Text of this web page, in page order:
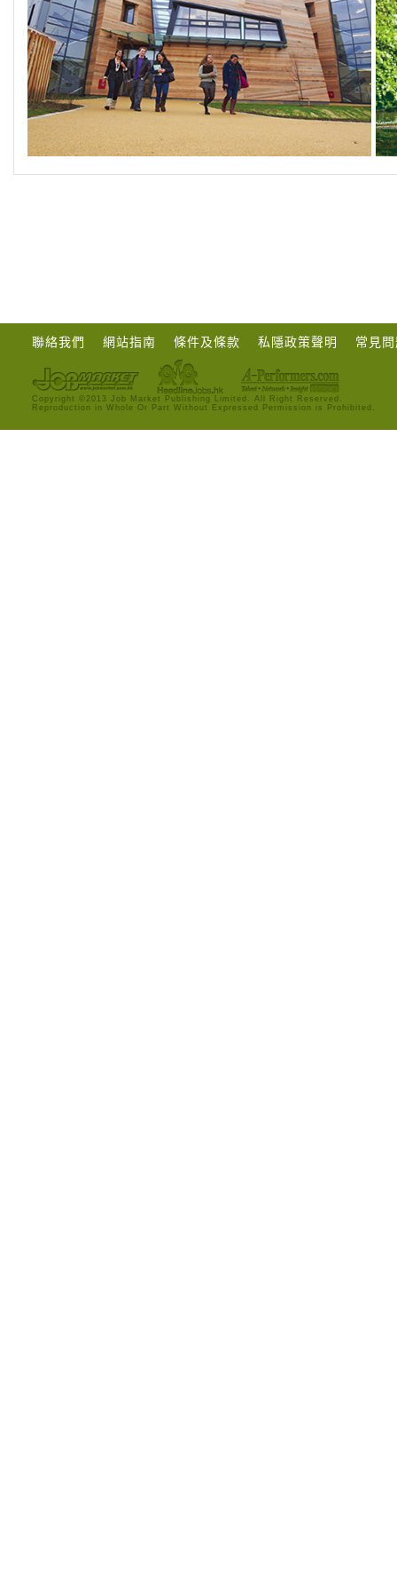
聯絡我們 網站指南 條件及條款 私隱政策聲明 常見
Copyright ©2013 Job Market Publishing Limited. All Right Reserved.
Reproduction in Whole Or Part Without Expressed Permission is Prohibited.